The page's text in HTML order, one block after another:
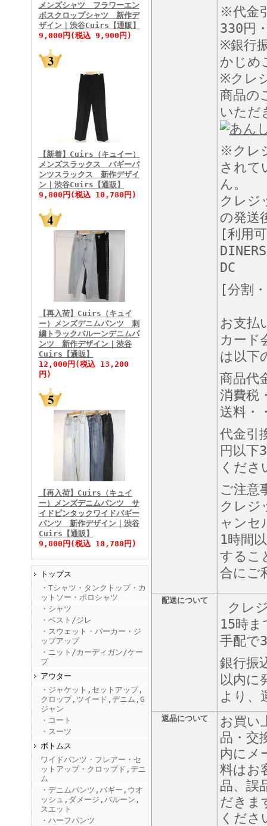
FINEBOYS2026年4月号
FINEBOYS2026年3月号
FINEBOYS2026年2月号
FINEBOYS2026年1月号
FINEBOYS2025年11月号
FINEBOYS2025年10月号
FINEBOYS2025年9月号
FINEBOYS2025年8月号
メンズシャツ フラワーエン
ボスクロップシャツ 新作デ
ザイン｜渋谷Cuirs【通販】
9,000円(税込 9,900円)
【新着】Cuirs（キュイー）
メンズスラックス バギーパ
ンツスラックス 新作デザイ
ン｜渋谷Cuirs【通販】
9,800円(税込 10,780円)
【再入荷】Cuirs（キュイ
ー）メンズデニムパンツ 刺
繍トラックバルーンデニムパ
ンツ 新作デザイン｜渋谷
Cuirs【通販】
12,000円(税込 13,200
円)
【再入荷】Cuirs（キュイ
ー）メンズデニムパンツ サ
イドピンタックワイドバギー
パンツ 新作デザイン｜渋谷
Cuirs【通販】
9,800円(税込 10,780円)
トップス
・Tシャツ・タンクトップ・カ
ットソー・ポロシャツ
・シャツ
・ベスト/ジレ
・スウェット・パーカー・ジ
ップアップ
・ニット/カーディガン/ケー
プ
アウター
・ジャケット,セットアップ,
クロップ,ツイード,デニム,G
ジャン
・コート
・スーツ
ボトムス
ワイドパンツ・フレアー・セ
ットアップ・クロップド,デニ
ム
・デニムパンツ,バギー,ウオ
ッシュ,ダメージ,バルーン,
スエット
・ハーフパンツ
※代金
330円
※銀行
かじめ
※クレ
商品の
いただ
※クレ
されて
ん。
クレジ
の発送
[利用
DC
[分割
お支払
カード
は以下
商品代
消費税
送料・
代金引
円以下
くださ
ご注意
クレジ
ャンセ
1時間
するこ
合にご
配送について
クレ
15時ま
手配で
銀行振
以内に
より、
返品について
お買い
品・交
内にメ
料はお
品、誤
だきま
くださ